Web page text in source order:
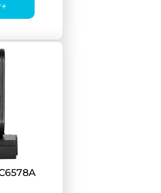
+